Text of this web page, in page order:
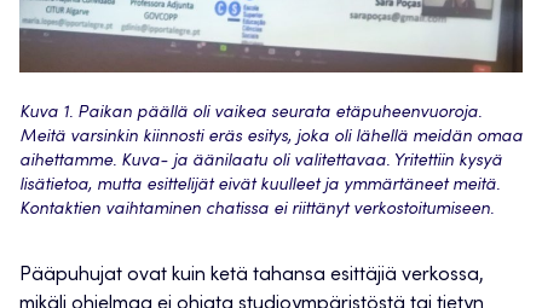
Kuva 1. Paikan päällä oli vaikea seurata etäpuheenvuoroja.
Meitä varsinkin kiinnosti eräs esitys, joka oli lähellä meidän omaa
aihettamme. Kuva- ja äänilaatu oli valitettavaa. Yritettiin kysyä
lisätietoa, mutta esittelijät eivät kuulleet ja ymmärtäneet meitä.
Kontaktien vaihtaminen chatissa ei riittänyt verkostoitumiseen.
Pääpuhujat ovat kuin ketä tahansa esittäjiä verkossa,
mikäli ohjelmaa ei ohjata studioympäristöstä tai tietyn